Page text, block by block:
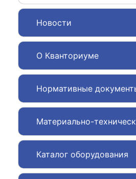
Новости
О Кванториуме
Нормативные
Материально-
Каталог оборудования